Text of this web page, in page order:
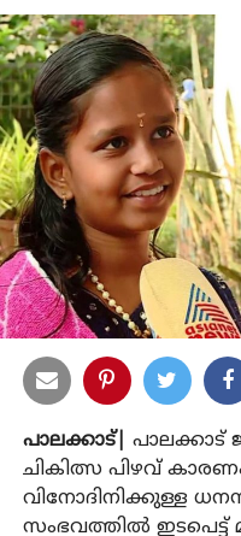
പാലക്കാട്| പാലക്കാട്
ചികിത്സ പിഴവ്
വിനോദിനിക്കുള്ള
സംഭവത്തില്‍ ഇടപെട്ട്